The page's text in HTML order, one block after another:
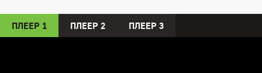
ПЛЕЕР 1 ПЛЕЕР 2 ПЛЕЕР 3